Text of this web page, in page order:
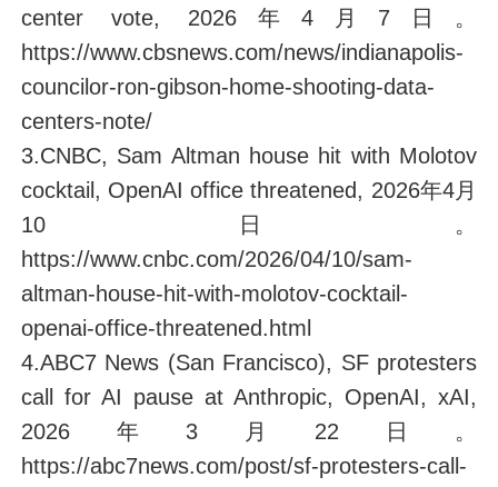
center vote, 2026年4月7日。
https://www.cbsnews.com/news/indianapolis-
councilor-ron-gibson-home-shooting-data-
centers-note/
3.CNBC, Sam Altman house hit with Molotov
cocktail, OpenAI office threatened, 2026年4月
10日。
https://www.cnbc.com/2026/04/10/sam-
altman-house-hit-with-molotov-cocktail-
openai-office-threatened.html
4.ABC7 News (San Francisco), SF protesters
call for AI pause at Anthropic, OpenAI, xAI,
2026年3月22日。
https://abc7news.com/post/sf-protesters-call-